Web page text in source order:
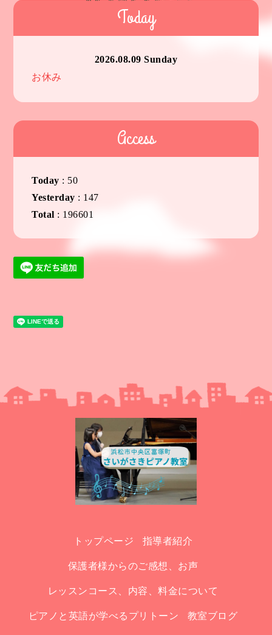
Today
2026.08.09 Sunday
お休み
Access
Today : 50
Yesterday : 147
Total : 196601
トップページ 指導者紹介
保護者様からのご感想、お声
レッスンコース、内容、料金について
ピアノと英語が学べるプリトーン 教室ブログ